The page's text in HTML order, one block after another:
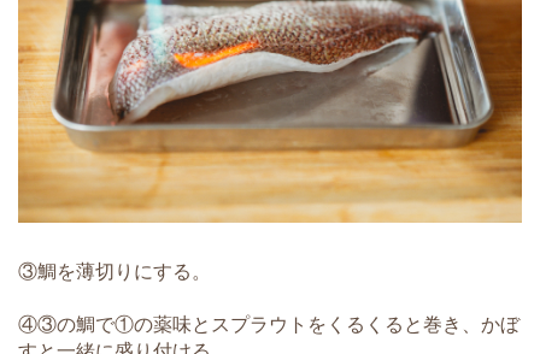
③鯛を薄切りにする。
④③の鯛で①の薬味とスプラウトをくるくると巻き、かぼ